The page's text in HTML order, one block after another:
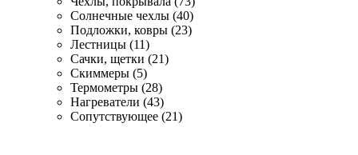
Солнечные чехлы (40)
Подложки, ковры (23)
Лестницы (11)
Сачки, щетки (21)
Скиммеры (5)
Термометры (28)
Нагреватели (43)
Сопутствующее (21)